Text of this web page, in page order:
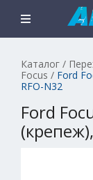
Каталог /
Focus / Ford
RFO-N32
Ford